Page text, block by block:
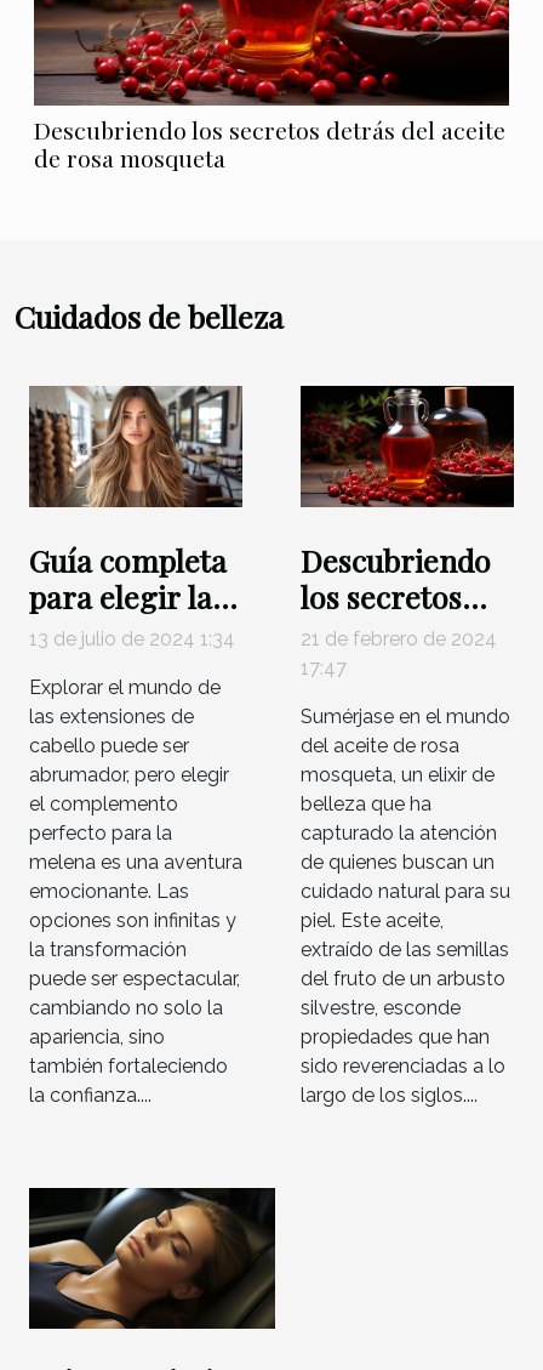
Descubriendo los secretos detrás del aceite
de rosa mosqueta
Cuidados de belleza
Guía completa
para elegir las
extensiones de
cabello ideales
13 de julio de 2024 1:34
Explorar el mundo de
las extensiones de
cabello puede ser
abrumador, pero elegir
el complemento
perfecto para la
melena es una aventura
emocionante. Las
opciones son infinitas y
la transformación
puede ser espectacular,
cambiando no solo la
apariencia, sino
también fortaleciendo
la confianza....
Descubriendo
los secretos
detrás del
aceite de rosa
mosqueta
21 de febrero de 2024
17:47
Sumérjase en el mundo
del aceite de rosa
mosqueta, un elixir de
belleza que ha
capturado la atención
de quienes buscan un
cuidado natural para su
piel. Este aceite,
extraído de las semillas
del fruto de un arbusto
silvestre, esconde
propiedades que han
sido reverenciadas a lo
largo de los siglos....